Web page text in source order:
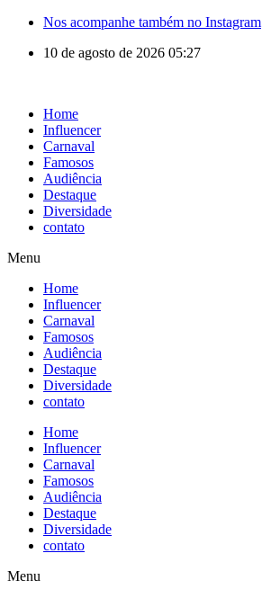
Nos acompanhe também no Instagram
10 de agosto de 2026 05:27
Home
Influencer
Carnaval
Famosos
Audiência
Destaque
Diversidade
contato
Menu
Home
Influencer
Carnaval
Famosos
Audiência
Destaque
Diversidade
contato
Home
Influencer
Carnaval
Famosos
Audiência
Destaque
Diversidade
contato
Menu